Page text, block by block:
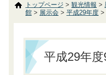
トップページ > 観光情報 >
館> 展示会 > 平成29年度>
平成29年度